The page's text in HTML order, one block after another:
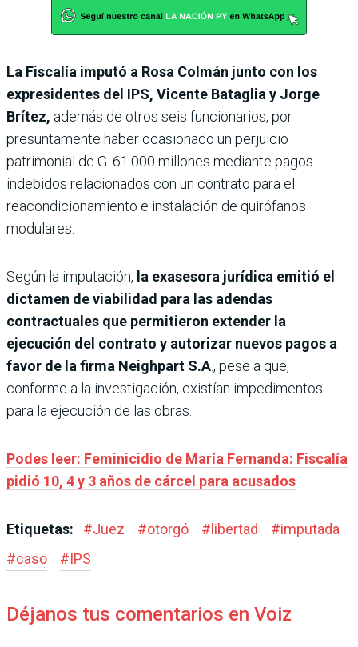
La Fiscalía imputó a Rosa Colmán junto con los
expresidentes del IPS, Vicente Bataglia y Jorge
Brítez, además de otros seis funcionarios, por
presuntamente haber ocasionado un perjuicio
patrimonial de G. 61.000 millones mediante pagos
indebidos relacionados con un contrato para el
reacondicionamiento e instalación de quirófanos
modulares.
Según la imputación, la exasesora jurídica emitió el
dictamen de viabilidad para las adendas
contractuales que permitieron extender la
ejecución del contrato y autorizar nuevos pagos a
favor de la firma Neighpart S.A., pese a que,
conforme a la investigación, existían impedimentos
para la ejecución de las obras.
Podes leer: Feminicidio de María Fernanda: Fiscalía
pidió 10, 4 y 3 años de cárcel para acusados
Etiquetas: #Juez #otorgó # libertad #imputada
#caso #IPS
Déjanos tus comentarios en Voiz